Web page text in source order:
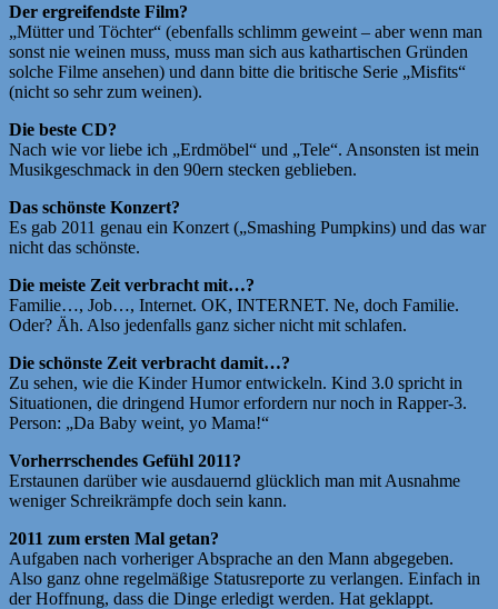
Der ergreifendste Film?
„Mütter und Töchter“ (ebenfalls schlimm geweint – aber wenn man
sonst nie weinen muss, muss man sich aus kathartischen Gründen
solche Filme ansehen) und dann bitte die britische Serie „Misfits“
(nicht so sehr zum weinen).
Die beste CD?
Nach wie vor liebe ich „Erdmöbel“ und „Tele“. Ansonsten ist mein
Musikgeschmack in den 90ern stecken geblieben.
Das schönste Konzert?
Es gab 2011 genau ein Konzert („Smashing Pumpkins) und das war
nicht das schönste.
Die meiste Zeit verbracht mit…?
Familie…, Job…, Internet. OK, INTERNET. Ne, doch Familie.
Oder? Äh. Also jedenfalls ganz sicher nicht mit schlafen.
Die schönste Zeit verbracht damit…?
Zu sehen, wie die Kinder Humor entwickeln. Kind 3.0 spricht in
Situationen, die dringend Humor erfordern nur noch in Rapper-3.
Person: „Da Baby weint, yo Mama!“
Vorherrschendes Gefühl 2011?
Erstaunen darüber wie ausdauernd glücklich man mit Ausnahme
weniger Schreikrämpfe doch sein kann.
2011 zum ersten Mal getan?
Aufgaben nach vorheriger Absprache an den Mann abgegeben.
Also ganz ohne regelmäßige Statusreporte zu verlangen. Einfach in
der Hoffnung, dass die Dinge erledigt werden. Hat geklappt.